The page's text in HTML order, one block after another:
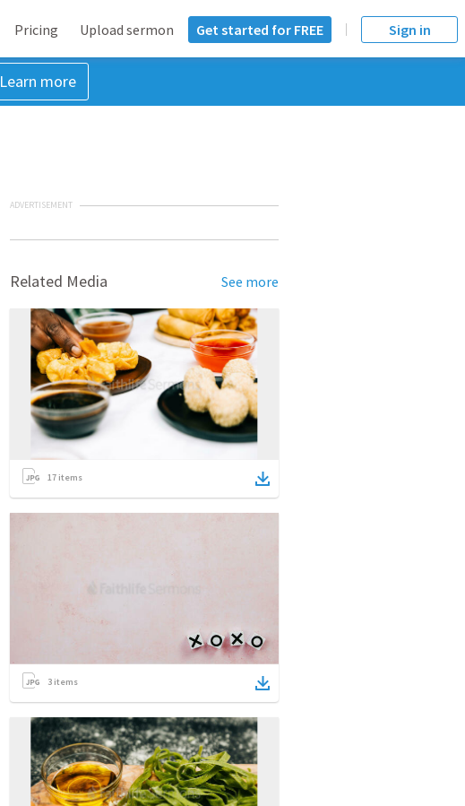
Pricing Upload sermon Get started for FREE Sign in
Learn more
ADVERTISEMENT
Related Media See more
17 items
3 items